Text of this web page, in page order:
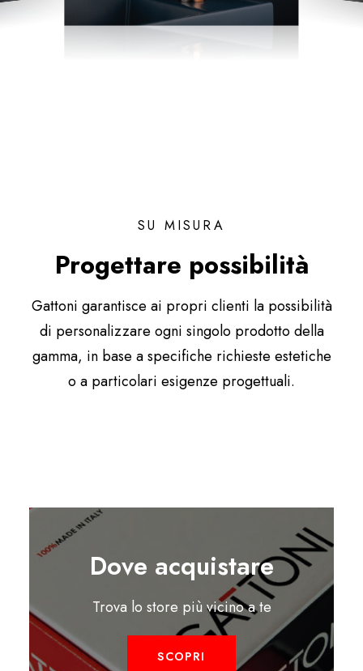
SU MISURA
Progettare possibilità
Gattoni garantisce ai propri clienti la possibilità
di personalizzare ogni singolo prodotto della
gamma, in base a specifiche richieste estetiche
o a particolari esigenze progettuali.
Dove acquistare
Trova lo store più vicino a te
SCOPRI